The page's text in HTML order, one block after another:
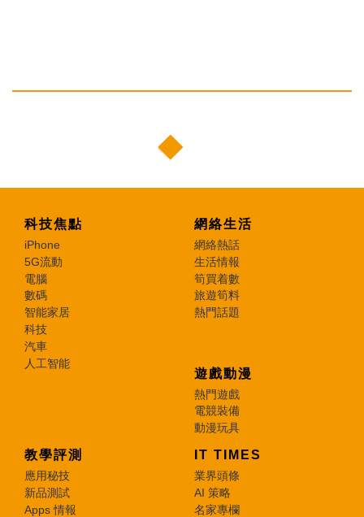
科技焦點
iPhone
5G流動
電腦
數碼
智能家居
科技
汽車
人工智能
網絡生活
網絡熱話
生活情報
筍買着數
旅遊筍料
熱門話題
遊戲動漫
熱門遊戲
電競裝備
動漫玩具
教學評測
應用秘技
新品測試
Apps 情報
IT TIMES
業界頭條
AI 策略
名家專欄